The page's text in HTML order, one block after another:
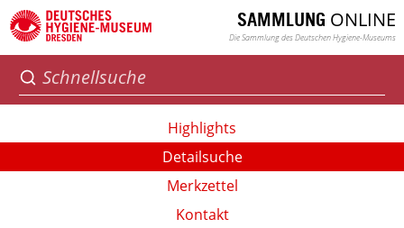
SAMMLUNG ONLINE
Die Sammlung des Deutschen Hygiene-Museums
Highlights
Detailsuche
Merkzettel
Kontakt